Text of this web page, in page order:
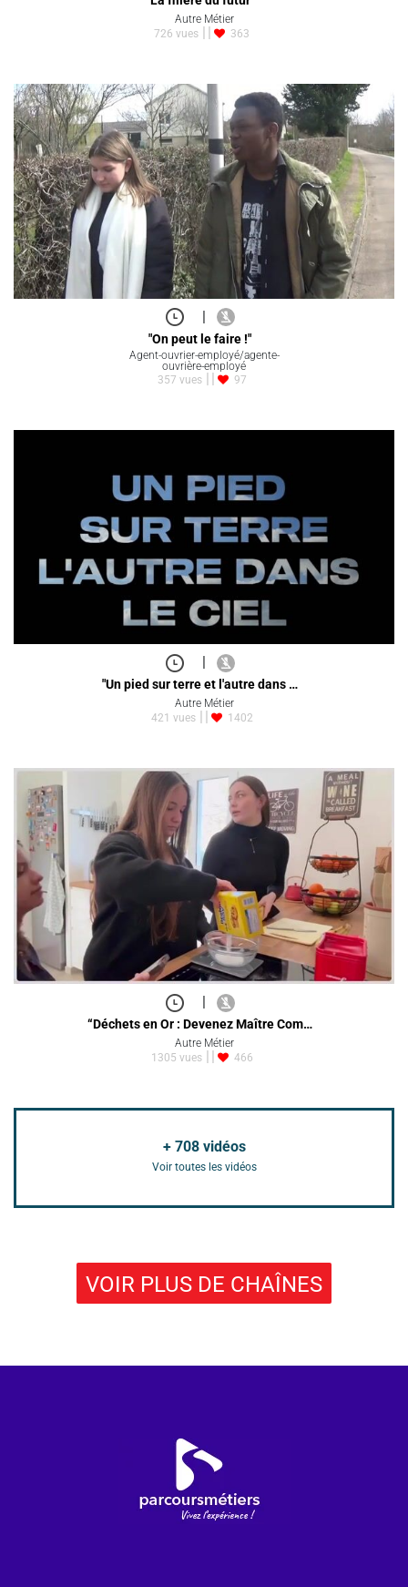
Autre Métier
726 vues
363
|
"On peut le faire !"
Agent-ouvrier-employé/agente-
ouvrière-employé
357 vues
97
|
"Un pied sur terre et l'autre dans …
Autre Métier
421 vues
1402
“Déchets en Or : Devenez Maître Com…
Autre Métier
1305 vues
466
+ 708vidéos
Voir toutes les vidéos
VOIR PLUS DE CHAÎNES